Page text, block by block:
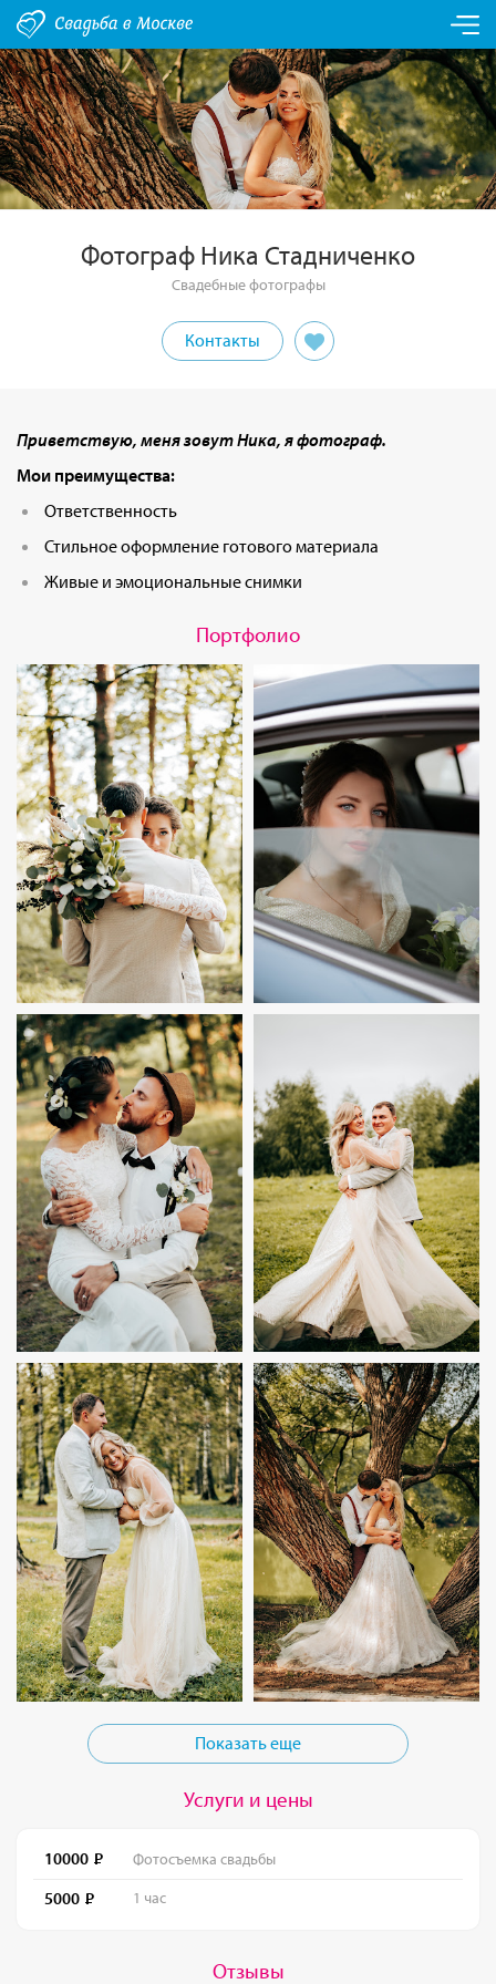
Фотограф Ника Стадниченко
Свадебные фотографы
Контакты
Приветствую, меня зовут Ника, я фотограф.
Мои преимущества:
Ответственность
Стильное оформление готового материала
Живые и эмоциональные снимки
Портфолио
Показать еще
Услуги и цены
10000 Фотосъемка свадьбы
5000 1 час
Отзывы